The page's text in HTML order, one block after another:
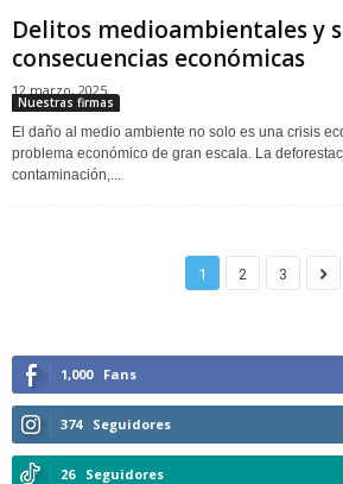
Delitos medioambientales y
consecuencias económicas
12 marzo, 2025
Nuestras firmas
El daño al medio ambiente no solo es una crisis
problema económico de gran escala. La
contaminación,...
1 2 3
1,000 Fans
374 Seguidores
26 Seguidores